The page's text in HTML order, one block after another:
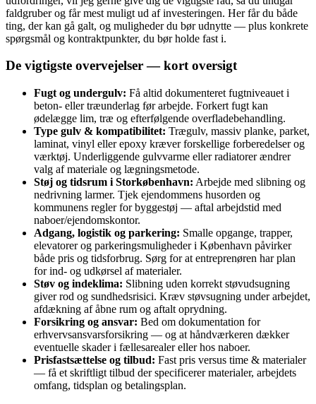
faldgruber og får mest muligt ud af investeringen. Her får du både
ting, der kan gå galt, og muligheder du bør udnytte — plus konkrete
spørgsmål og kontraktpunkter, du bør holde fast i.
De vigtigste overvejelser — kort oversigt
Fugt og undergulv: Få altid dokumenteret fugtniveauet i
beton- eller træunderlag før arbejde. Forkert fugt kan
ødelægge lim, træ og efterfølgende overfladebehandling.
Type gulv & kompatibilitet: Trægulv, massiv planke, parket,
laminat, vinyl eller epoxy kræver forskellige forberedelser og
værktøj. Underliggende gulvvarme eller radiatorer ændrer
valg af materiale og lægningsmetode.
Støj og tidsrum i Storkøbenhavn: Arbejde med slibning og
nedrivning larmer. Tjek ejendommens husorden og
kommunens regler for byggestøj — aftal arbejdstid med
naboer/ejendomskontor.
Adgang, logistik og parkering: Smalle opgange, trapper,
elevatorer og parkeringsmuligheder i København påvirker
både pris og tidsforbrug. Sørg for at entreprenøren har plan
for ind- og udkørsel af materialer.
Støv og indeklima: Slibning uden korrekt støvudsugning
giver rod og sundhedsrisici. Kræv støvsugning under arbejdet,
afdækning af åbne rum og aftalt oprydning.
Forsikring og ansvar: Bed om dokumentation for
erhvervsansvarsforsikring — og at håndværkeren dækker
eventuelle skader i fællesarealer eller hos naboer.
Prisfastsættelse og tilbud: Fast pris versus time & materialer
— få et skriftligt tilbud der specificerer materialer, arbejdets
omfang, tidsplan og betalingsplan.